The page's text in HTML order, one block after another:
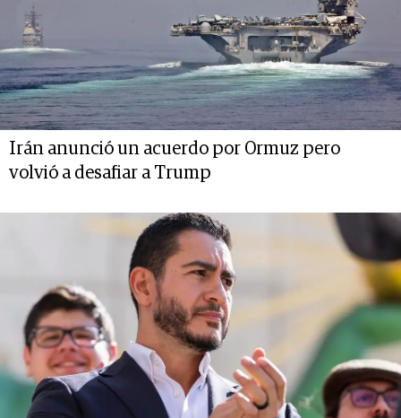
Irán anunció un acuerdo por Ormuz pero
volvió a desafiar a Trump